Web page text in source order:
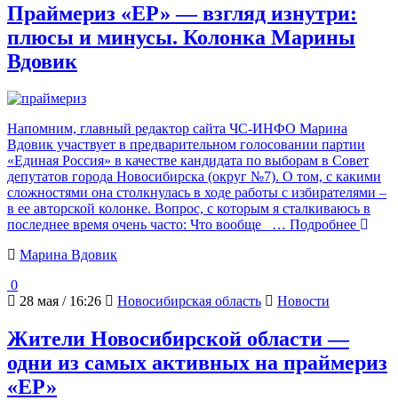
Праймериз «ЕР» — взгляд изнутри:
плюсы и минусы. Колонка Марины
Вдовик
Напомним, главный редактор сайта ЧС-ИНФО Марина
Вдовик участвует в предварительном голосовании партии
«Единая Россия» в качестве кандидата по выборам в Совет
депутатов города Новосибирска (округ №7). О том, с какими
сложностями она столкнулась в ходе работы с избирателями –
в ее авторской колонке. Вопрос, с которым я сталкиваюсь в
последнее время очень часто: Что вообще
… Подробнее
Марина Вдовик
0
28 мая / 16:26
Новосибирская область Новости
Жители Новосибирской области —
одни из самых активных на праймериз
«ЕР»